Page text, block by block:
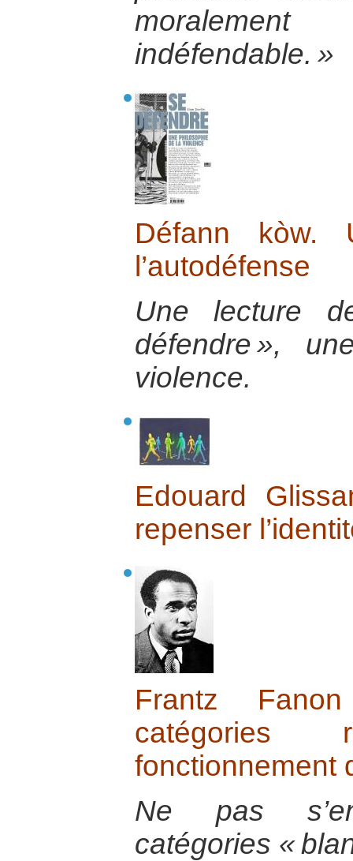
moralement
indéfendable. »
Défann kòw.
l’autodéfense
Une lecture
défendre »,
violence.
Edouard
repenser
Frantz
fonctionnement
Ne pas
catégories «